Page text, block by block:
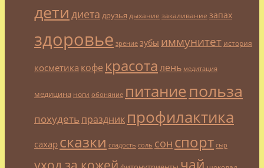
дети диета друзья дыхание закаливание запах
здоровье зрение зубы иммунитет история
косметика кофе красоталень медитация
медицина ноги обоняние питаниепольза
похудеть праздник профилактика
сахар сказки сладость соль сон спорт сыр